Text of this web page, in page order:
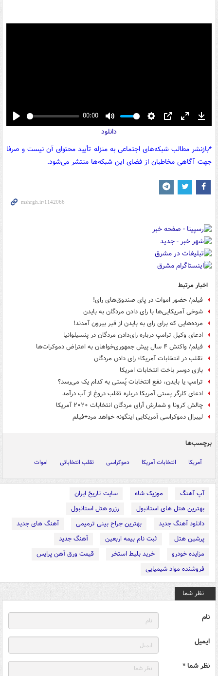
Play
00:00
Mute Settings
PIP Enter
دانلود
*بازنشر مطالب شبکه‌های اجتماعی به منزله تأیید محتوای آن نیست و صرفا
جهت آگاهی مخاطبان از فضای این شبکه‌ها منتشر می‌شود.
اخبار مرتبط
فیلم/ حضور اموات در پای صندوق‌های رای!
شوخی آمریکایی‌ها با رای دادن مردگان به بایدن
مرده‌هایی که برای رای به بایدن از قبر بیرون آمدند!
ادعای وکیل ترامپ درباره رای‌دادن مردگان در پنسیلوانیا
فیلم/ واکنش‌ ۴ سال پیش جمهوری‌خواهان به اعتراض دموکرات‌ها
تقلب در انتخابات آمریکا؛ رای دادن مردگان
بازی دوسر باخت انتخابات امریکا
ترامپ یا بایدن، نفع انتخابات پُستی به کدام یک می‌رسد؟
ادعای کارگر پستی آمریکا درباره تقلب دروغ از آب درآمد
چالش کرونا و شمارش آرای مردگان انتخابات ۲۰۲۰ آمریکا
لیبرال دموکراسی آمریکایی اینگونه خواهد مرد+فیلم
برچسب‌ها
آمریکا انتخابات آمریکا دموکراسی تقلب انتخاباتی اموات
آپ آهنگ موزیک شاه
سایت تاریخ ایران
بهترین هتل های استانبول
رزرو هتل استانبول
دانلود آهنگ جدید
بهترین جراح بینی ترمیمی
آهنگ های جدید
پرشین هتل
ثبت نام بیمه اربعین
آهنگ جدید
مزایده خودرو
خرید بلیط استخر
قیمت ورق آهن پرایس
فروشنده مواد شیمیایی
نظر شما
نام
ایمیل
نظر شما *